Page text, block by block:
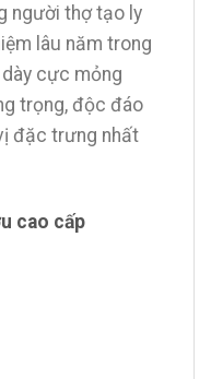
người thợ tạo ly
lâu năm trong
cực mỏng
trọng, độc đáo
đặc trưng nhất
cao cấp